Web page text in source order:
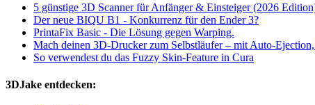
5 günstige 3D Scanner für Anfänger & Einsteiger (2026
Der neue BIQU B1 - Konkurrenz für den Ender 3?
PrintaFix Basic - Die Lösung gegen Warping.
Mach deinen 3D-Drucker zum Selbstläufer – mit Auto-
So verwendest du das Fuzzy Skin-Feature in Cura
3DJake entdecken: